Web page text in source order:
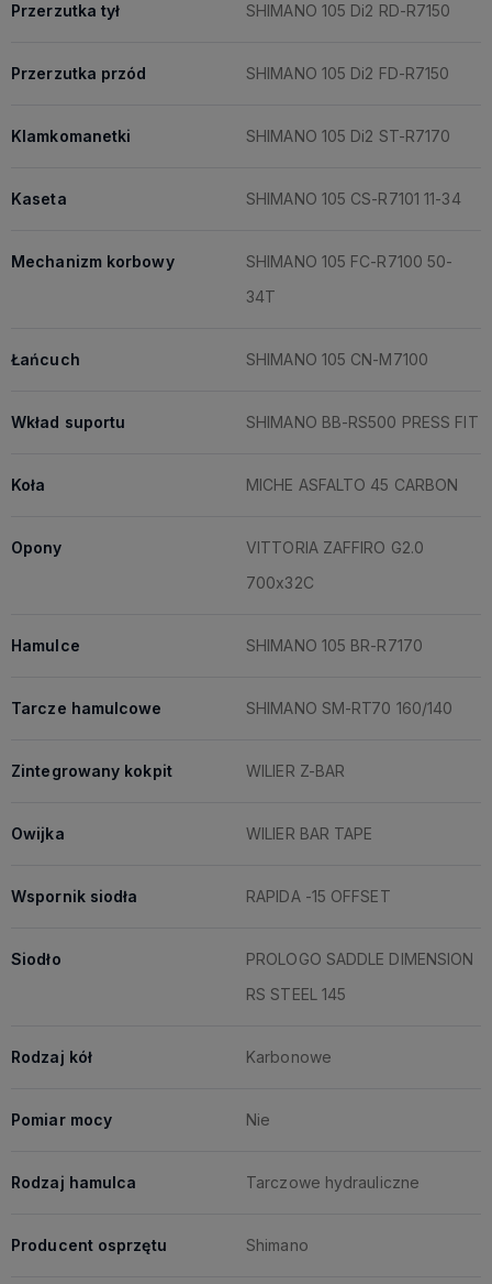
Przerzutka tył SHIMANO 105 Di2 RD-R7150
Przerzutka przód SHIMANO 105 Di2 FD-R7150
Klamkomanetki SHIMANO 105 Di2 ST-R7170
Kaseta SHIMANO 105 CS-R7101 11-34
Mechanizm korbowy
SHIMANO 105 FC-R7100 50-
34T
Łańcuch SHIMANO 105 CN-M7100
Wkład suportu SHIMANO BB-RS500 PRESS FIT
Koła MICHE ASFALTO 45 CARBON
Opony
VITTORIA ZAFFIRO G2.0
700x32C
Hamulce SHIMANO 105 BR-R7170
Tarcze hamulcowe SHIMANO SM-RT70 160/140
Zintegrowany kokpit WILIER Z-BAR
Owijka WILIER BAR TAPE
Wspornik siodła RAPIDA -15 OFFSET
Siodło
PROLOGO SADDLE DIMENSION
RS STEEL 145
Rodzaj kół Karbonowe
Pomiar mocy Nie
Rodzaj hamulca Tarczowe hydrauliczne
Producent osprzętu Shimano